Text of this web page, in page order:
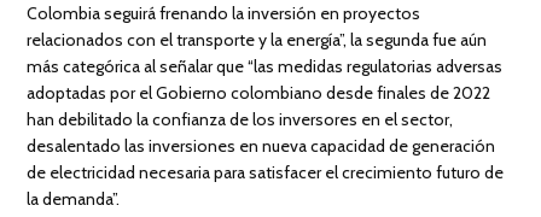
Colombia seguirá frenando la inversión en proyectos
relacionados con el transporte y la energía”, la segunda fue aún
más categórica al señalar que “las medidas regulatorias adversas
adoptadas por el Gobierno colombiano desde finales de 2022
han debilitado la confianza de los inversores en el sector,
desalentado las inversiones en nueva capacidad de generación
de electricidad necesaria para satisfacer el crecimiento futuro de
la demanda”.